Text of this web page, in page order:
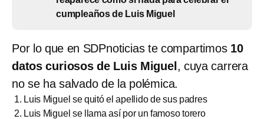
cumpleaños de Luis Miguel
Por lo que en SDPnoticias te compartimos 10
datos curiosos de Luis Miguel , cuya carrera
no se ha salvado de la polémica.
Luis Miguel se quitó el apellido de sus padres
Luis Miguel se llama así por un famoso torero